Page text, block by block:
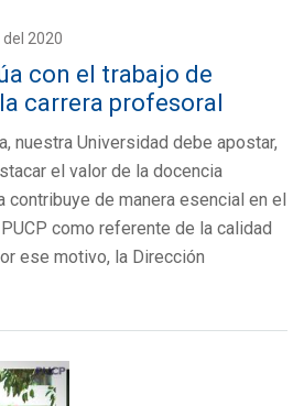
2020
con el trabajo de
carrera profesoral
nuestra Universidad debe apostar,
el valor de la docencia
contribuye de manera esencial en el
como referente de la calidad
ese motivo, la Dirección